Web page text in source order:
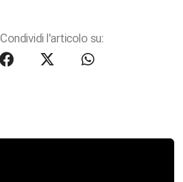
Condividi l'articolo su: